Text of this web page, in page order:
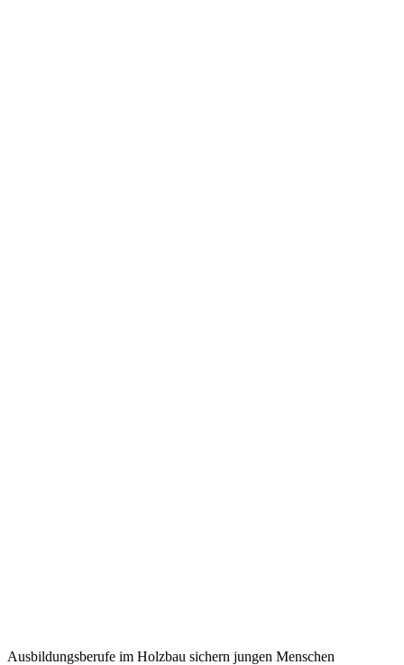
Ausbildungsberufe im Holzbau sichern jungen Menschen